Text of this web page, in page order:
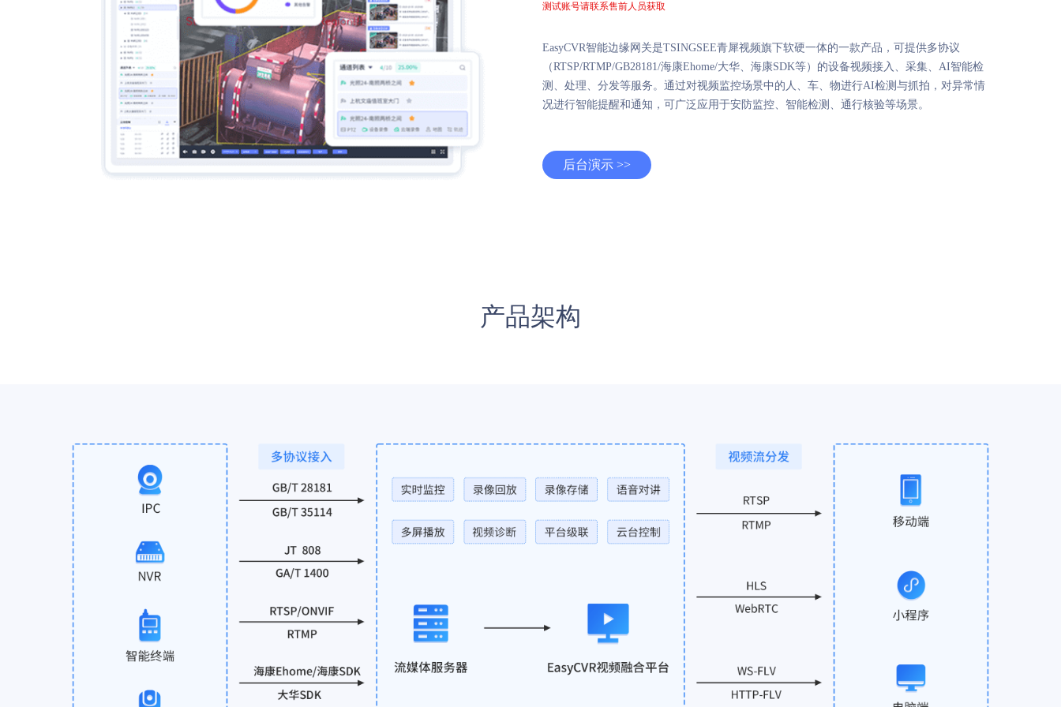
测试账号请联系售前人员获取
EasyCVR智能边缘网关是TSINGSEE青犀视频旗下软硬一体的一款产品，可提供多协议
（RTSP/RTMP/GB28181/海康Ehome/大华、海康SDK等）的设备视频接入、采集、AI智能检
测、处理、分发等服务。通过对视频监控场景中的人、车、物进行AI检测与抓拍，对异常情
况进行智能提醒和通知，可广泛应用于安防监控、智能检测、通行核验等场景。
后台演示 >>
产品架构